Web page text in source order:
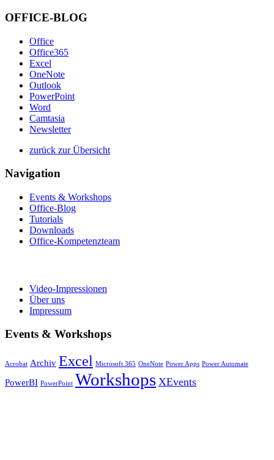
OFFICE-BLOG
Office
Office365
Excel
OneNote
Outlook
PowerPoint
Word
Camtasia
Newsletter
zurück zur Übersicht
Navigation
Events & Workshops
Office-Blog
Tutorials
Downloads
Office-Kompetenzteam
Video-Impressionen
Über uns
Impressum
Events & Workshops
Acrobat Archiv Excel Microsoft 365 OneNote Power Apps Power Automate
PowerBI PowerPoint Workshops XEvents